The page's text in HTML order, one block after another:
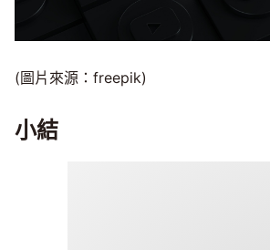
(圖片來源：freepik)
小結